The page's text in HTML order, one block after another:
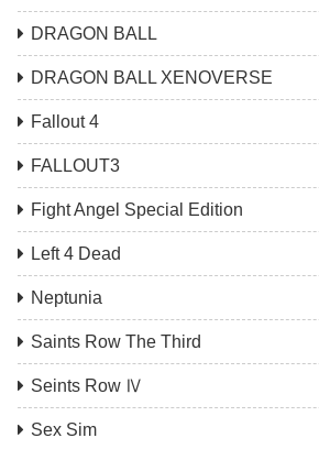
DRAGON BALL
DRAGON BALL XENOVERSE
Fallout 4
FALLOUT3
Fight Angel Special Edition
Left 4 Dead
Neptunia
Saints Row The Third
Seints Row Ⅳ
Sex Sim